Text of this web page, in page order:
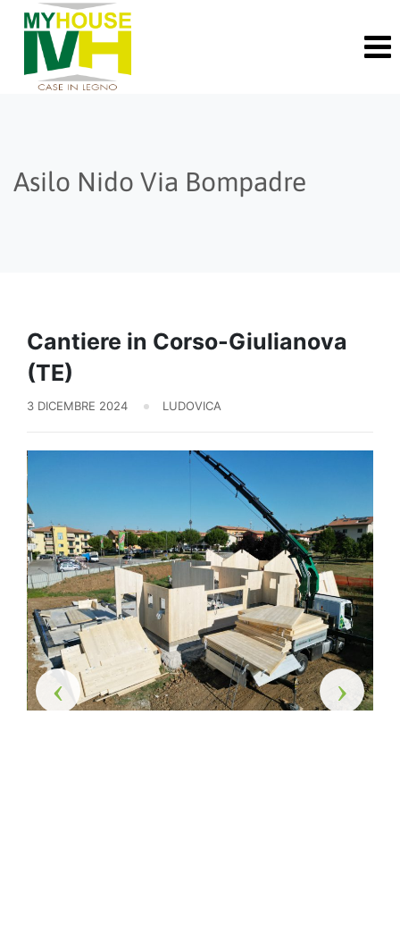
Skip
content
Asilo Nido Via Bompadre
Cantiere in Corso-Giulianova
(TE)
3 DICEMBRE 2024 LUDOVICA